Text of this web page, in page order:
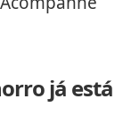
já está